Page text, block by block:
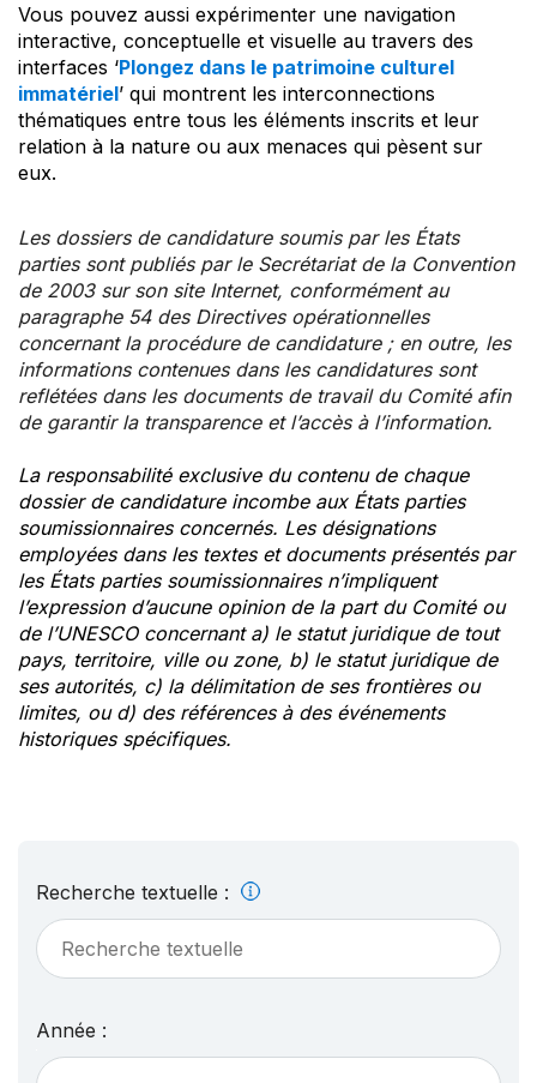
Vous pouvez aussi expérimenter une navigation
interactive, conceptuelle et visuelle au travers des
interfaces ‘Plongez dans le patrimoine culturel
immatériel’ qui montrent les interconnections
thématiques entre tous les éléments inscrits et leur
relation à la nature ou aux menaces qui pèsent sur
eux.
Les dossiers de candidature soumis par les États
parties sont publiés par le Secrétariat de la Convention
de 2003 sur son site Internet, conformément au
paragraphe 54 des Directives opérationnelles
concernant la procédure de candidature ; en outre, les
informations contenues dans les candidatures sont
reflétées dans les documents de travail du Comité afin
de garantir la transparence et l’accès à l’information.
La responsabilité exclusive du contenu de chaque
dossier de candidature incombe aux États parties
soumissionnaires concernés. Les désignations
employées dans les textes et documents présentés par
les États parties soumissionnaires n’impliquent
l’expression d’aucune opinion de la part du Comité ou
de l’UNESCO concernant a) le statut juridique de tout
pays, territoire, ville ou zone, b) le statut juridique de
ses autorités, c) la délimitation de ses frontières ou
limites, ou d) des références à des événements
historiques spécifiques.
Recherche textuelle :
Année :